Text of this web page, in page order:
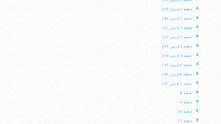
+ خطبه 2 (درس 39)
+ خطبه 2 (درس 40)
+ خطبه 3 (درس 41)
+ خطبه 3 (درس 42)
+ خطبه 3 (درس 43)
+ خطبه 4 (درس 44)
+ خطبه 5 (درس 45)
+ خطبه 6 (درس 46)
+ خطبه 7 (درس 47)
+ خطبه 8
+ خطبه 9
+ خطبه 10
+ خطبه 11